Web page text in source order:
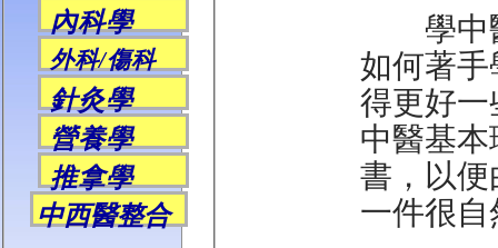
內科學
外科/傷科
針灸學
營養學
推拿學
中西醫整合
學中醫
如何著
得更好
中醫基
書，以
一件很